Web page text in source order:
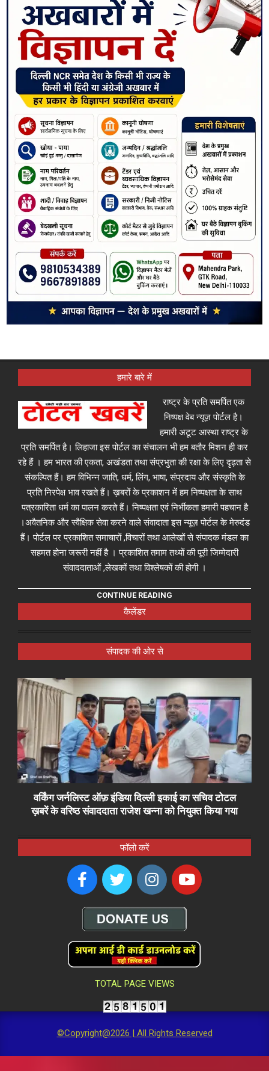
हमारे बारे में
राष्ट्र के प्रति समर्पित एक
निष्पक्ष वेब न्यूज़ पोर्टल है।
हमारी अटूट आस्था राष्ट्र के
प्रति समर्पित है। लिहाजा इस पोर्टल का संचालन भी हम बतौर मिशन ही कर
रहे हैं । हम भारत की एकता, अखंडता तथा संप्रभुता की रक्षा के लिए दृढ़ता से
संकल्पित हैं। हम विभिन्न जाति, धर्म, लिंग, भाषा, संप्रदाय और संस्कृति के
प्रति निरपेक्ष भाव रखते हैं। ख़बरों के प्रकाशन में हम निष्पक्षता के साथ
पत्रकारिता धर्म का पालन करते हैं। निष्पक्षता एवं निर्भीकता हमारी पहचान है
।अवैतनिक और स्वैक्षिक सेवा करने वाले संवादाता इस न्यूज़ पोर्टल के मेरुदंड
हैं। पोर्टल पर प्रकाशित समाचारों ,विचारों तथा आलेखों से संपादक मंडल का
सहमत होना जरूरी नहीं है । प्रकाशित तमाम तथ्यों की पूरी जिम्मेदारी
संवाददाताओं ,लेखकों तथा विश्लेषकों की होगी ।
CONTINUE READING
कैलेंडर
संपादक की ओर से
वर्किंग जर्नलिस्ट ऑफ़ इंडिया दिल्ली इकाई का सचिव टोटल
ख़बरें के वरिष्ठ संवाददाता राजेश खन्ना को नियुक्त किया गया
फॉलो करें
TOTAL PAGE VIEWS
©Copyright@2026 | All Rights Reserved